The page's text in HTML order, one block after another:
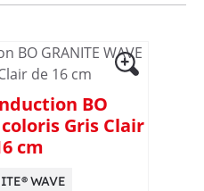
BO
coloris Gris Clair
cm
WAVE